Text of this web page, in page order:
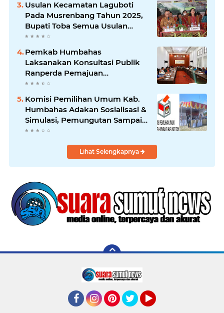
Usulan Kecamatan Laguboti
Pada Musrenbang Tahun 2025,
Bupati Toba Semua Usulan
Harus Mendukung
Pertumbuhan Pariwisata.
Pemkab Humbahas
Laksanakan Konsultasi Publik
Ranperda Pemajuan
Kebudayaan Daerah
Komisi Pemilihan Umum Kab.
Humbahas Adakan Sosialisasi &
Simulasi, Pemungutan Sampai
Rekapitulasi Suara.
Lihat Selengkapnya